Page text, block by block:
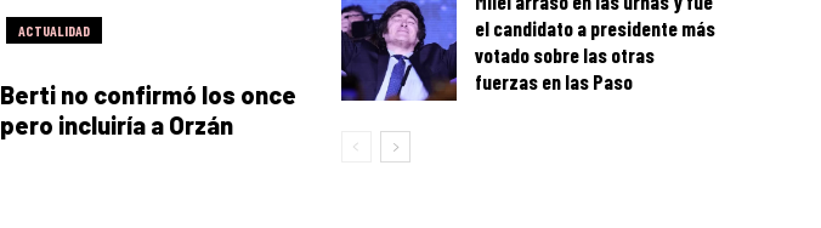
ACTUALIDAD
Berti no confirmó los once
pero incluiría a Orzán
el candidato a presidente más
votado sobre las otras
fuerzas en las Paso